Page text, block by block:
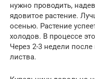
нужно проводить,
ядовитое растение.
осенью. Растение
холодов. В процессе
Через 2-3 недели
листва.